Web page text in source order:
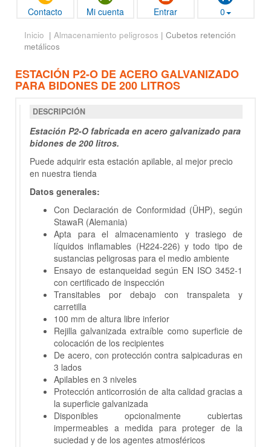
Contacto Mi cuenta Entrar 0
Inicio | Almacenamiento peligrosos | Cubetos retención
metálicos
ESTACIÓN P2-O DE ACERO GALVANIZADO
PARA BIDONES DE 200 LITROS
DESCRIPCIÓN
Estación P2-O fabricada en acero galvanizado para
bidones de 200 litros.
Puede adquirir esta estación apilable, al mejor precio
en nuestra tienda
Datos generales:
Con Declaración de Conformidad (ÜHP), según
StawaR (Alemania)
Apta para el almacenamiento y trasiego de
líquidos inflamables (H224-226) y todo tipo de
sustancias peligrosas para el medio ambiente
Ensayo de estanqueidad según EN ISO 3452-1
con certificado de inspección
Transitables por debajo con transpaleta y
carretilla
100 mm de altura libre inferior
Rejilla galvanizada extraíble como superficie de
colocación de los recipientes
De acero, con protección contra salpicaduras en
3 lados
Apilables en 3 niveles
Protección anticorrosión de alta calidad gracias a
la superficie galvanizada
Disponibles opcionalmente cubiertas
impermeables a medida para proteger de la
suciedad y de los agentes atmosféricos